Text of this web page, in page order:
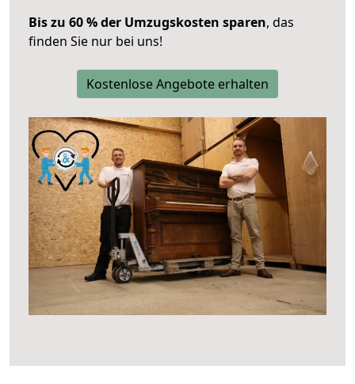
Bis zu 60 % der Umzugskosten sparen, das
finden Sie nur bei uns!
Kostenlose Angebote erhalten